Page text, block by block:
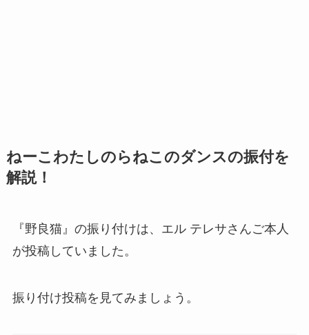
ねーこわたしのらねこのダンスの振付を
解説！
『野良猫』の振り付けは、エル テレサさんご本人
が投稿していました。
振り付け投稿を見てみましょう。